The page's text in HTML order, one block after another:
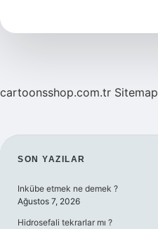
nedir
cartoonsshop.com.tr Sitemap
SIDEBAR
SON YAZILAR
Inkübe etmek ne demek ?
Ağustos 7, 2026
Hidrosefali tekrarlar mı ?